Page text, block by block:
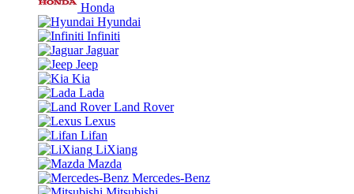
Honda
Hyundai
Infiniti
Jaguar
Jeep
Kia
Lada
Land Rover
Lexus
Lifan
LiXiang
Mazda
Mercedes-Benz